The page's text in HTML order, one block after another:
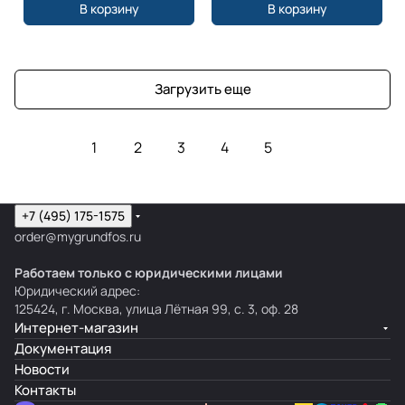
В корзину В корзину
Загрузить еще
1 2 3 4 5
+7 (495) 175-1575
order@mygrundfos.ru
Работаем только с юридическими лицами
Юридический адрес:
125424, г. Москва, улица Лётная 99, с. 3, оф. 28
Интернет-магазин
Документация
Новости
Контакты